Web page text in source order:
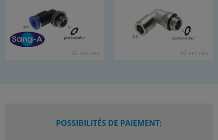
26 ar­ticles 49 ar­ticles
POSSIBILITÉS DE PAIEMENT: